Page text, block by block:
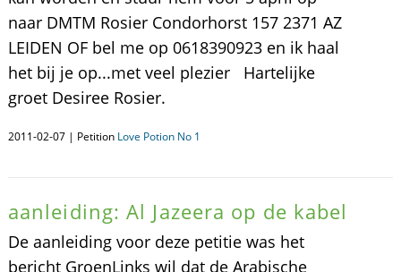
naar DMTM Rosier Condorhorst 157 2371 AZ
LEIDEN OF bel me op 0618390923 en ik haal
het bij je op...met veel plezier Hartelijke
groet Desiree Rosier.
2011-02-07 | Petition Love Potion No 1
aanleiding: Al Jazeera op de kabel
De aanleiding voor deze petitie was het
bericht GroenLinks wil dat de Arabische